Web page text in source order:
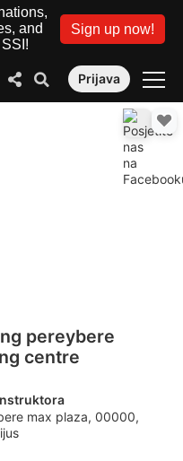
and
Sign up now!
Prijava
pereybere
centre
max plaza, 00000,